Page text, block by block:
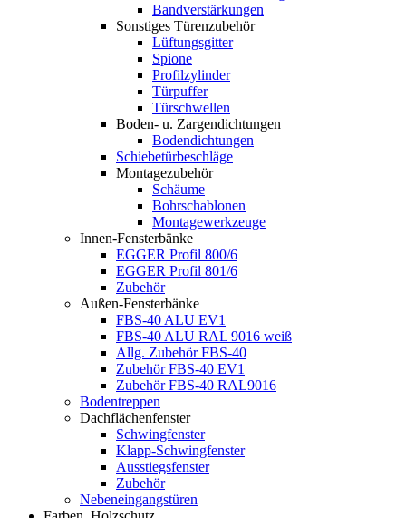
Bandverstärkungen
Sonstiges Türenzubehör
Lüftungsgitter
Spione
Profilzylinder
Türpuffer
Türschwellen
Boden- u. Zargendichtungen
Bodendichtungen
Schiebetürbeschläge
Montagezubehör
Schäume
Bohrschablonen
Montagewerkzeuge
Innen-Fensterbänke
EGGER Profil 800/6
EGGER Profil 801/6
Zubehör
Außen-Fensterbänke
FBS-40 ALU EV1
FBS-40 ALU RAL 9016 weiß
Allg. Zubehör FBS-40
Zubehör FBS-40 EV1
Zubehör FBS-40 RAL9016
Bodentreppen
Dachflächenfenster
Schwingfenster
Klapp-Schwingfenster
Ausstiegsfenster
Zubehör
Nebeneingangstüren